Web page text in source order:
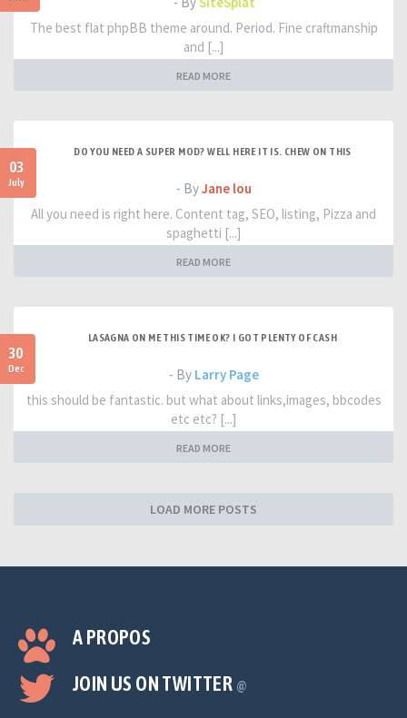
The best flat phpBB theme around. Period. Fine craftmanship
and [...]
READ MORE
03
July
DO YOU NEED A SUPER MOD? WELL HERE IT IS. CHEW ON THIS
- ByJane lou
All you need is right here. Content tag, SEO, listing, Pizza and
spaghetti [...]
READ MORE
30
Dec
LASAGNA ON ME THIS TIME OK? I GOT PLENTY OF CASH
- By Larry Page
this should be fantastic. but what about links,images, bbcodes
etc etc? [...]
READ MORE
LOAD MORE POSTS
A PROPOS
JOIN US ON TWITTER @